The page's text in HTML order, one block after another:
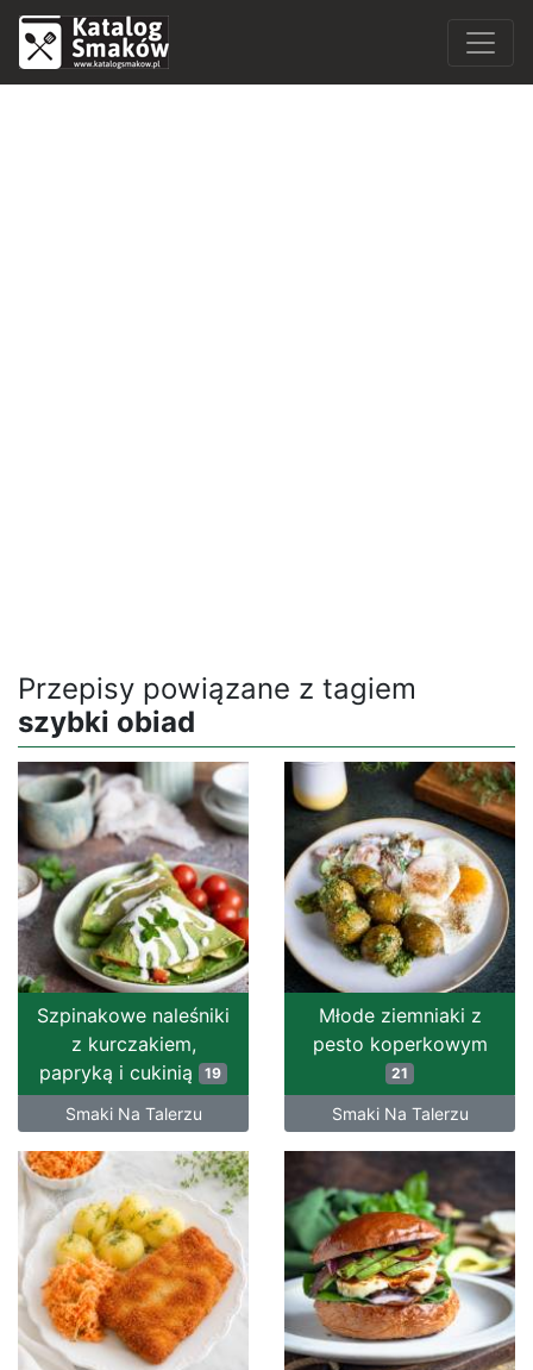
Przepisy powiązane z tagiem
szybki obiad
Szpinakowe naleśniki
z kurczakiem,
papryką i cukinią 19
Smaki Na Talerzu
Młode ziemniaki z
pesto koperkowym
21
Smaki Na Talerzu